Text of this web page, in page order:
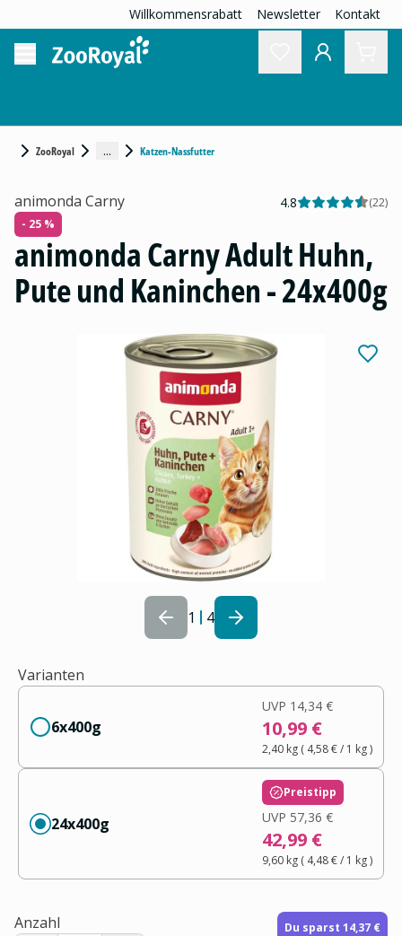
Willkommensrabatt Newsletter Kontakt
ZooRoyal ... Katzen-Nassfutter
1 4
animonda Carny 4.8 (22)
- 25 %
animonda Carny Adult Huhn,
Pute und Kaninchen - 24x400g
Varianten
6x400g
UVP 14,34 €
10,99 €
2,40 kg( 4,58 €/ 1 kg)
24x400g
Preistipp
UVP 57,36 €
42,99 €
9,60 kg( 4,48 €/ 1 kg)
Anzahl Du sparst 14,37 €